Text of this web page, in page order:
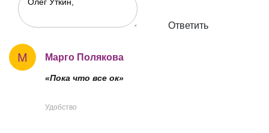
Ответить
М Марго Полякова
«Пока что все ок»
Удобство